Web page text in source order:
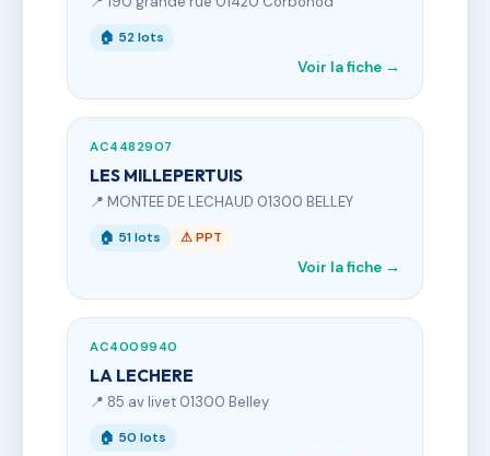
🏠 52 lots
Voir la fiche →
AC4482907
LES MILLEPERTUIS
📍 MONTEE DE LECHAUD 01300 BELLEY
🏠 51 lots ⚠ PPT
Voir la fiche →
AC4009940
LA LECHERE
📍 85 av livet 01300 Belley
🏠 50 lots